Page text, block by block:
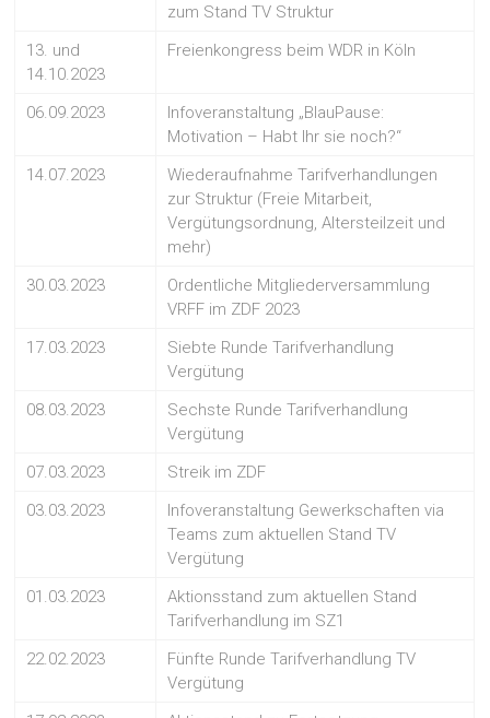
zum Stand TV Struktur
13. und
14.10.2023
Freienkongress beim WDR in Köln
06.09.2023
Infoveranstaltung „BlauPause:
Motivation – Habt Ihr sie noch?“
14.07.2023
Wiederaufnahme Tarifverhandlungen
zur Struktur (Freie Mitarbeit,
Vergütungsordnung, Altersteilzeit und
mehr)
30.03.2023
Ordentliche Mitgliederversammlung
VRFF im ZDF 2023
17.03.2023
Siebte Runde Tarifverhandlung
Vergütung
08.03.2023
Sechste Runde Tarifverhandlung
Vergütung
07.03.2023
Streik im ZDF
03.03.2023
Infoveranstaltung Gewerkschaften via
Teams zum aktuellen Stand TV
Vergütung
01.03.2023
Aktionsstand zum aktuellen Stand
Tarifverhandlung im SZ1
22.02.2023
Fünfte Runde Tarifverhandlung TV
Vergütung